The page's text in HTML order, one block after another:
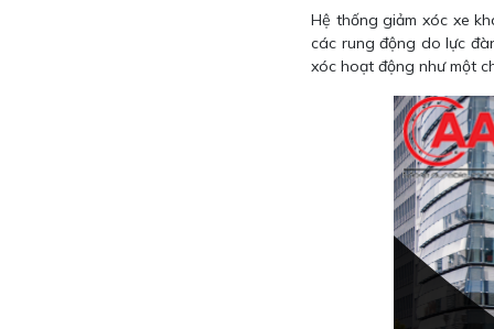
Hệ thống giảm xóc xe
các rung động do lực
xóc hoạt động như một